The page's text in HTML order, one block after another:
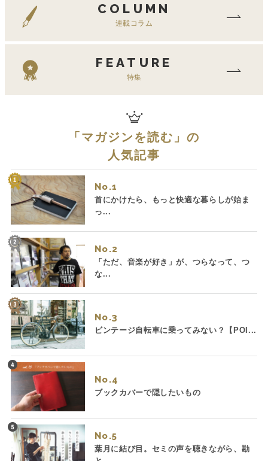
COLUMN
連載コラム
FEATURE
特集
「マガジンを読む 」の
人気記事
No.
首にかけたら、もっと快適な暮らしが始ま
っ...
No.
「ただ、音楽が好き」が、つらなって、つ
な...
No.
ビンテージ自転車に乗ってみない？【POI...
No.
ブックカバーで隠したいもの
No.
葉月に結び目。セミの声を聴きながら、勘